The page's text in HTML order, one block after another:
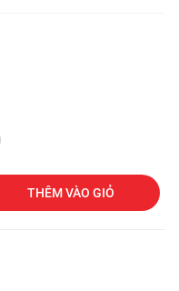
THÊM VÀO GIỎ